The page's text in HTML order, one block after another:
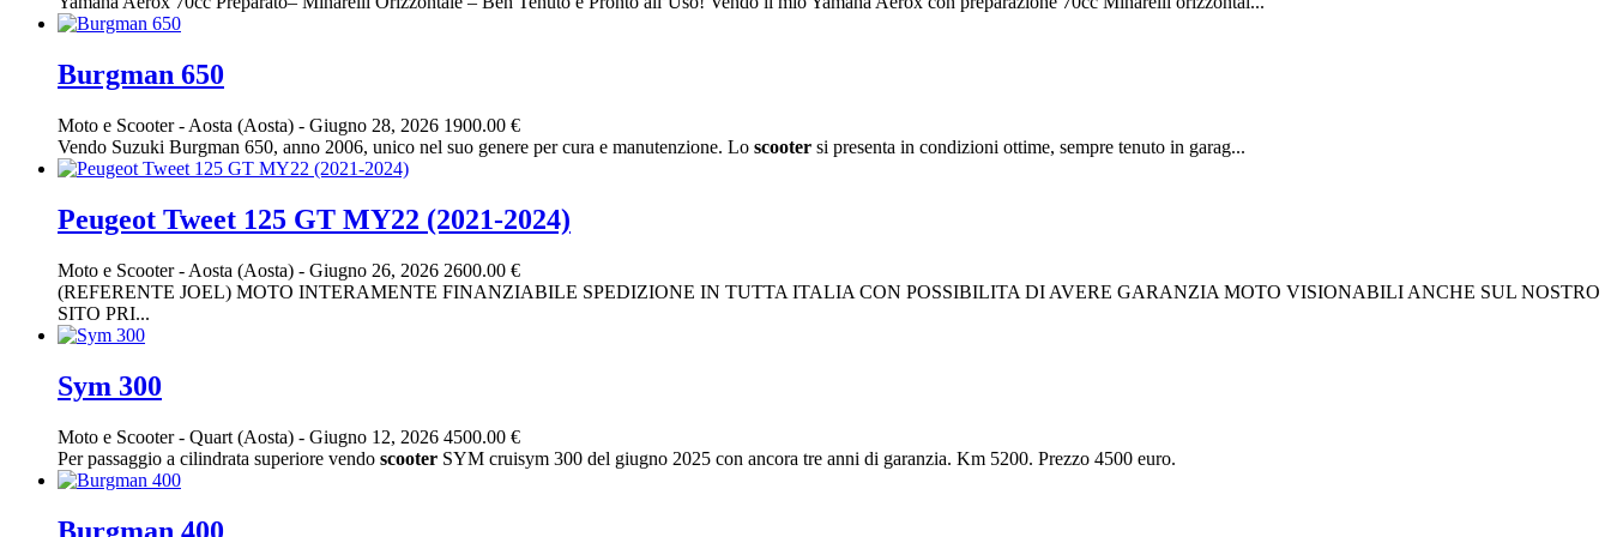
Burgman 650
Moto e Scooter- Aosta (Aosta) - Giugno 28, 2026 1900.00 €
Vendo Suzuki Burgman 650, anno 2006, unico nel suo genere per cura e manutenzione. Lo scooter si presenta in condizioni ottime, sempre tenuto in garag...
Peugeot Tweet 125 GT MY22 (2021-2024)
Moto e Scooter- Aosta (Aosta) - Giugno 26, 2026 2600.00 €
(REFERENTE JOEL) MOTO INTERAMENTE FINANZIABILE SPEDIZIONE IN TUTTA ITALIA CON POSSIBILITA DI AVERE GARANZIA MOTO VISIONABILI ANCHE SUL NOSTRO
SITO PRI...
Sym 300
Moto e Scooter- Quart (Aosta) - Giugno 12, 2026 4500.00 €
Per passaggio a cilindrata superiore vendo scooter SYM cruisym 300 del giugno 2025 con ancora tre anni di garanzia. Km 5200. Prezzo 4500 euro.
Burgman 400